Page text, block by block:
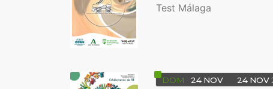
Test Málaga
DOM 24 NOV 24 NOV